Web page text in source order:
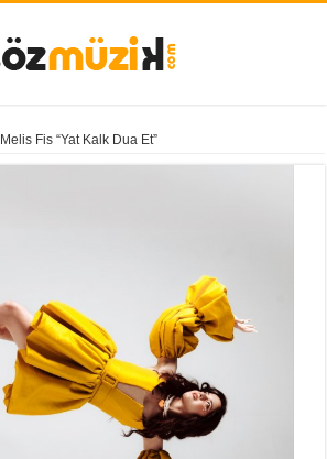
Melis Fis “Yat Kalk Dua Et”